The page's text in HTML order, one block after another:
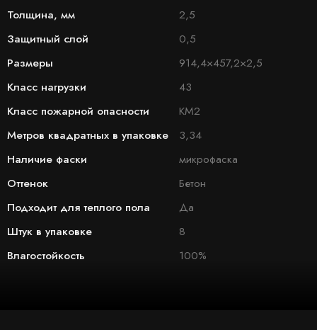
Толщина, мм
2,5
Защитный слой
0,5
Размеры
914,4×457,2×2,5
Класс нагрузки
43
Класс пожарной опасности
КМ2
Метров квадратных в упаковке
3,34
Наличие фаски
микрофаска
Оттенок
Бетон
Подходит для теплого пола
Да
Штук в упаковке
8
Влагостойкость
100%